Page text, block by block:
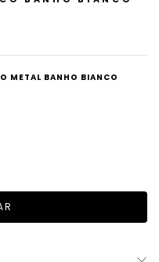
METAL BANHO BIANCO